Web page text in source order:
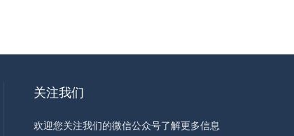
关注我们
欢迎您关注我们的微信公众号了解更多信息